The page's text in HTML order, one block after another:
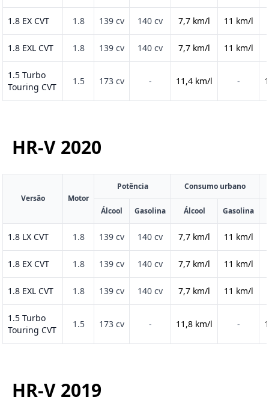
1.8 EX CVT 1.8 139 cv 140 cv 7,7 km/l 11 km/l
1.8 EXL CVT 1.8 139 cv 140 cv 7,7 km/l 11 km/l
1.5 Turbo
Touring CVT
1.5 173 cv - 11,4 km/l -
HR-V 2020
Versão Motor
Potência Consumo urbano
Álcool Gasolina Álcool Gasolina
1.8 LX CVT 1.8 139 cv 140 cv 7,7 km/l 11 km/l
1.8 EX CVT 1.8 139 cv 140 cv 7,7 km/l 11 km/l
1.8 EXL CVT 1.8 139 cv 140 cv 7,7 km/l 11 km/l
1.5 Turbo
Touring CVT
1.5 173 cv - 11,8 km/l -
HR-V 2019